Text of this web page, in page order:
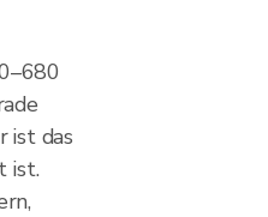
ist das
ist.